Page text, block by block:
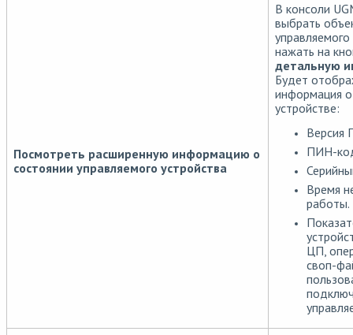
Посмотреть расширенную информацию о
состоянии управляемого устройства
В консоли
выбрать
нажать на
детальную
Будет
информация
устройстве:
Версия
ПИН-
Время
работы.
ЦП,
своп-